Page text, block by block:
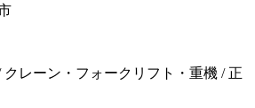
クレーン・フォークリフト・重機 / 正